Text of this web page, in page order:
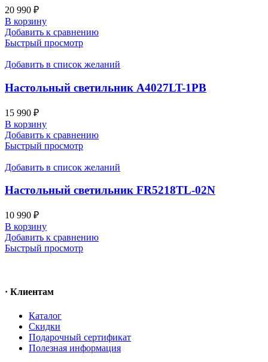
20 990 ₽
В корзину
Добавить к сравнению
Быстрый просмотр
Добавить в список желаний
Настольный светильник A4027LT-1PB
15 990 ₽
В корзину
Добавить к сравнению
Быстрый просмотр
Добавить в список желаний
Настольный светильник FR5218TL-02N
10 990 ₽
В корзину
Добавить к сравнению
Быстрый просмотр
· Клиентам
Каталог
Скидки
Подарочный сертификат
Полезная информация